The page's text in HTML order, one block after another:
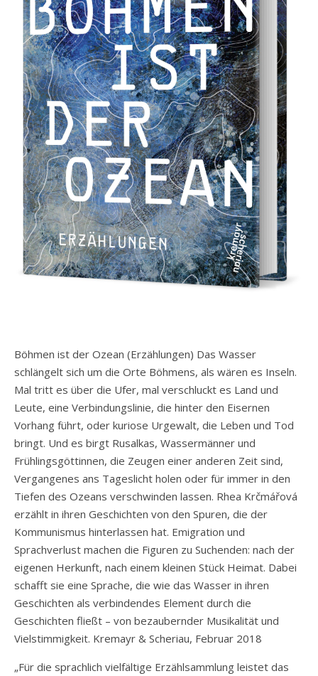
Böhmen ist der Ozean (Erzählungen) Das Wasser
schlängelt sich um die Orte Böhmens, als wären es Inseln.
Mal tritt es über die Ufer, mal verschluckt es Land und
Leute, eine Verbindungslinie, die hinter den Eisernen
Vorhang führt, oder kuriose Urgewalt, die Leben und Tod
bringt. Und es birgt Rusalkas, Wassermänner und
Frühlingsgöttinnen, die Zeugen einer anderen Zeit sind,
Vergangenes ans Tageslicht holen oder für immer in den
Tiefen des Ozeans verschwinden lassen. Rhea Krčmářová
erzählt in ihren Geschichten von den Spuren, die der
Kommunismus hinterlassen hat. Emigration und
Sprachverlust machen die Figuren zu Suchenden: nach der
eigenen Herkunft, nach einem kleinen Stück Heimat. Dabei
schafft sie eine Sprache, die wie das Wasser in ihren
Geschichten als verbindendes Element durch die
Geschichten fließt – von bezaubernder Musikalität und
Vielstimmigkeit. Kremayr & Scheriau, Februar 2018
„Für die sprachlich vielfältige Erzählsammlung leistet das